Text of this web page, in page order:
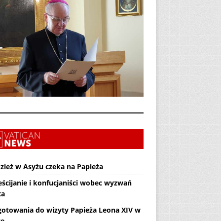
w Asyżu czeka na Papieża
i konfucjaniści wobec wyzwań
do wizyty Papieża Leona XIV w